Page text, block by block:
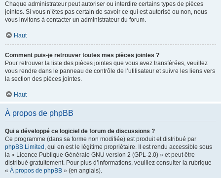
Chaque administrateur peut autoriser ou interdire certains types de pièces
jointes. Si vous n’êtes pas certain de savoir ce qui est autorisé ou non, nous
vous invitons à contacter un administrateur du forum.
Haut
Comment puis-je retrouver toutes mes pièces jointes ?
Pour retrouver la liste des pièces jointes que vous avez transférées, veuillez
vous rendre dans le panneau de contrôle de l’utilisateur et suivre les liens vers
la section des pièces jointes.
Haut
À propos de phpBB
Qui a développé ce logiciel de forum de discussions ?
Ce programme (dans sa forme non modifiée) est produit et distribué par
phpBB Limited , qui en est le légitime propriétaire. Il est rendu accessible sous
la « Licence Publique Générale GNU version 2 (GPL-2.0) » et peut être
distribué gratuitement. Pour plus d’informations, veuillez consulter la rubrique
« À propos de phpBB » (en anglais).